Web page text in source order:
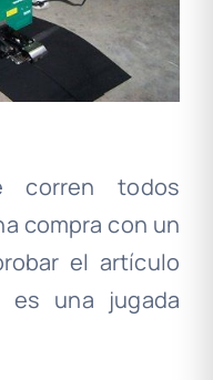
corren todos
compra con un
el artículo
una jugada